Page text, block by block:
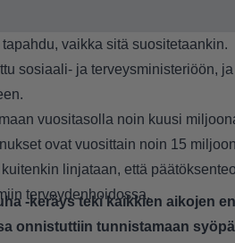
vaikka sitä suositetaankin.
sosiaali- ja terveysministeriöön,
vuositasolla noin kuusi
ovat vuosittain noin 15
linjataan, että
terveydenhoidossa.
-keräys teki kaikkien aikojen
onnistuttiin tunnistamaan syöpä